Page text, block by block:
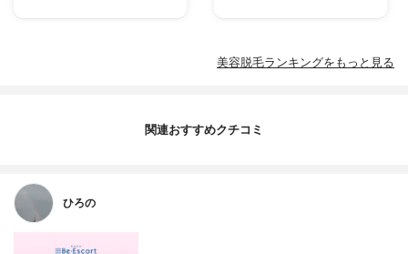
美容脱毛ランキングをもっと見る
関連おすすめクチコミ
ひろの